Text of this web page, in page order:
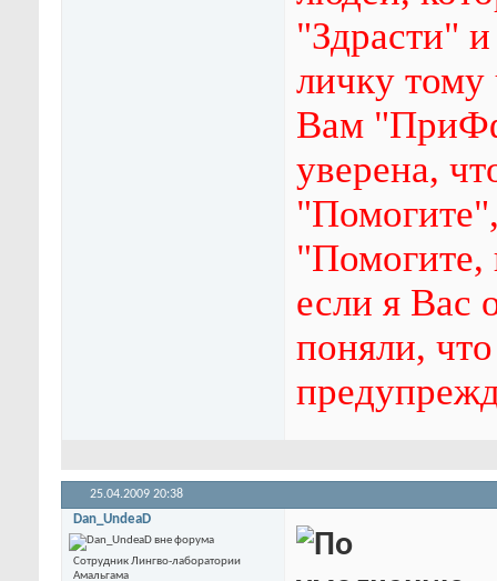
"Здрасти"
личку тому
Вам
уверена,
"Помогите,
если я Вас
поняли,
25.04.2009 20:38
Dan_UndeaD
Сотрудник Лингво-лаборатории
Амальгама